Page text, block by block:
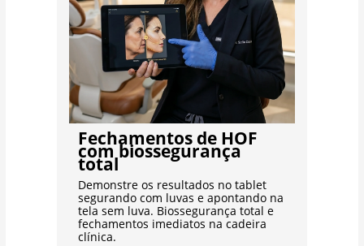
Fechamentos de HOF
com biossegurança
total
Demonstre os resultados no tablet
segurando com luvas e apontando na
tela sem luva. Biossegurança total e
fechamentos imediatos na cadeira
clínica.